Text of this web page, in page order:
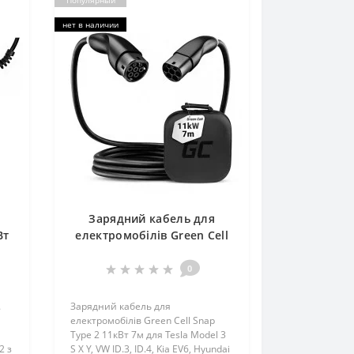
з
нет в наличии
Зарядний кабель для
електромобілів Green Cell
0
Зарядний кабель для
електромобілів Green Cell Snap
Type 2 11кВт 7м для Tesla Model 3
S X Y, VW ID.3, ID.4, Kia EV6, Hyundai